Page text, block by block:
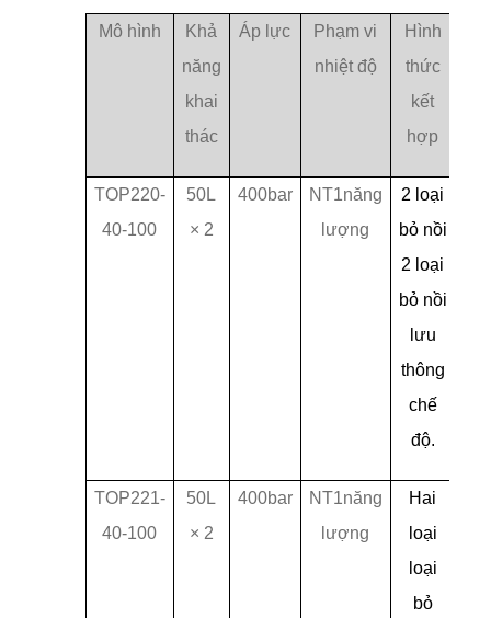
Mô hình
Khả
năng
khai
thác
Áp lực
Phạm vi
nhiệt độ
Hình
thức
kết
hợp
TOP220-
40-100
50L
× 2
400bar
NT1năng
lượng
2 loại
bỏ nồi
2 loại
bỏ nồi
lưu
thông
chế
độ.
TOP221-
40-100
50L
× 2
400bar
NT1năng
lượng
Hai
loại
loại
bỏ